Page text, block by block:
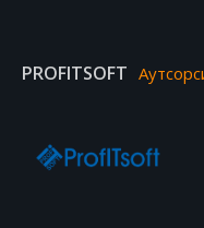
PROFITSOFT